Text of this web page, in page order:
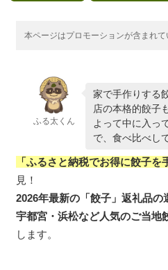
本ページはプロモーションが含まれて
ふる太くん
家で手作りする
店の本格的餃子
よって中に入っ
で、食べ比べし
「ふるさと納税でお得に餃子を
見！
2026年最新の「餃子」返礼品の
宇都宮・浜松など人気のご当地
します。